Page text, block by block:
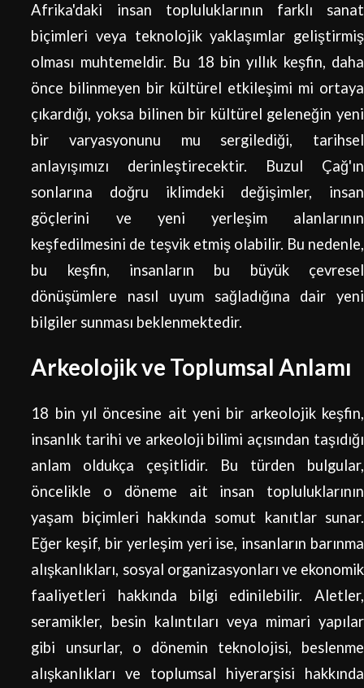
Afrika'daki insan topluluklarının farklı sanat
biçimleri veya teknolojik yaklaşımlar geliştirmiş
olması muhtemeldir. Bu 18 bin yıllık keşfin, daha
önce bilinmeyen bir kültürel etkileşimi mi ortaya
çıkardığı, yoksa bilinen bir kültürel geleneğin yeni
bir varyasyonunu mu sergilediği, tarihsel
anlayışımızı derinleştirecektir. Buzul Çağ'ın
sonlarına doğru iklimdeki değişimler, insan
göçlerini ve yeni yerleşim alanlarının
keşfedilmesini de teşvik etmiş olabilir. Bu nedenle,
bu keşfin, insanların bu büyük çevresel
dönüşümlere nasıl uyum sağladığına dair yeni
bilgiler sunması beklenmektedir.
Arkeolojik ve Toplumsal Anlamı
18 bin yıl öncesine ait yeni bir arkeolojik keşfin,
insanlık tarihi ve arkeoloji bilimi açısından taşıdığı
anlam oldukça çeşitlidir. Bu türden bulgular,
öncelikle o döneme ait insan topluluklarının
yaşam biçimleri hakkında somut kanıtlar sunar.
Eğer keşif, bir yerleşim yeri ise, insanların barınma
alışkanlıkları, sosyal organizasyonları ve ekonomik
faaliyetleri hakkında bilgi edinilebilir. Aletler,
seramikler, besin kalıntıları veya mimari yapılar
gibi unsurlar, o dönemin teknolojisi, beslenme
alışkanlıkları ve toplumsal hiyerarşisi hakkında